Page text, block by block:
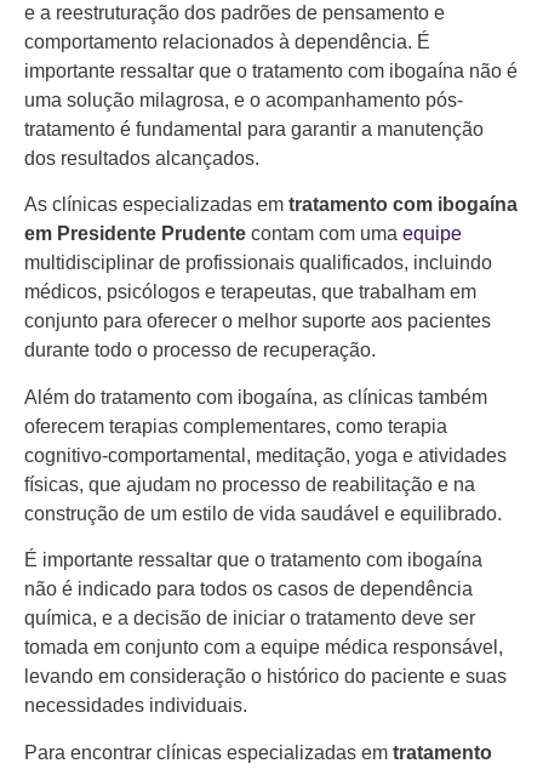
e a reestruturação dos padrões de pensamento e
comportamento relacionados à dependência. É
importante ressaltar que o tratamento com ibogaína não é
uma solução milagrosa, e o acompanhamento pós-
tratamento é fundamental para garantir a manutenção
dos resultados alcançados.
As clínicas especializadas em tratamento com ibogaína
em Presidente Prudente contam com uma equipe
multidisciplinar de profissionais qualificados, incluindo
médicos, psicólogos e terapeutas, que trabalham em
conjunto para oferecer o melhor suporte aos pacientes
durante todo o processo de recuperação.
Além do tratamento com ibogaína, as clínicas também
oferecem terapias complementares, como terapia
cognitivo-comportamental, meditação, yoga e atividades
físicas, que ajudam no processo de reabilitação e na
construção de um estilo de vida saudável e equilibrado.
É importante ressaltar que o tratamento com ibogaína
não é indicado para todos os casos de dependência
química, e a decisão de iniciar o tratamento deve ser
tomada em conjunto com a equipe médica responsável,
levando em consideração o histórico do paciente e suas
necessidades individuais.
Para encontrar clínicas especializadas em tratamento